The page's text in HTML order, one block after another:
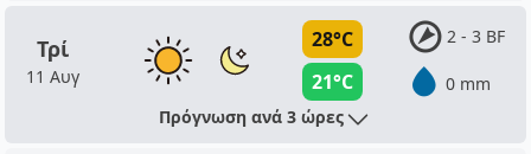
Τρί
11 Αυγ
28°C
21°C
2 - 3 BF
0 mm
Πρόγνωση ανά 3 ώρες